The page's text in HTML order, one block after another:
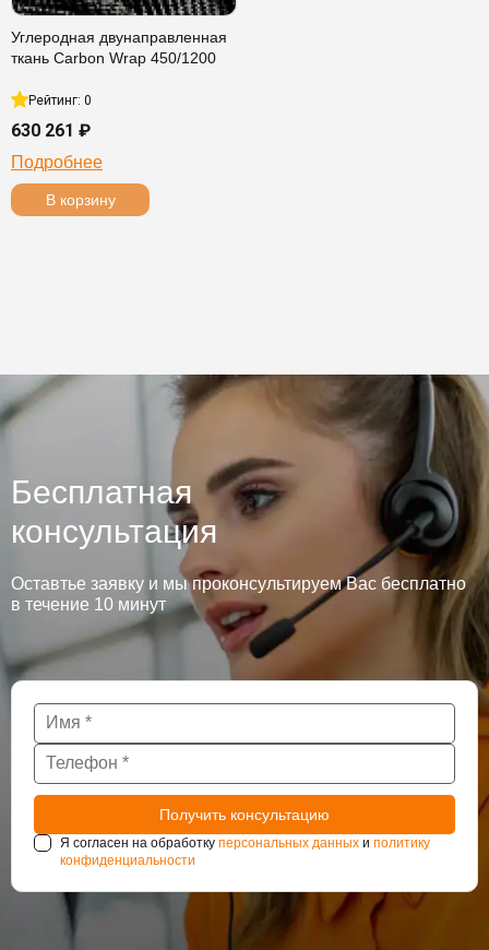
Углеродная двунаправленная
ткань Carbon Wrap 450/1200
Рейтинг: 0
630 261 ₽
Подробнее
В корзину
Бесплатная
консультация
Оставтье заявку и мы проконсультируем Вас бесплатно
в течение 10 минут
Я согласен на обработку персональных данных и политику
конфиденциальности